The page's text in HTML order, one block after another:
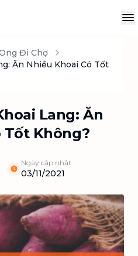
Đi Chợ
Ăn Nhiều Khoai Có Tốt
Lang: Ăn
Tốt Không?
Ngày cập nhật
03/11/2021